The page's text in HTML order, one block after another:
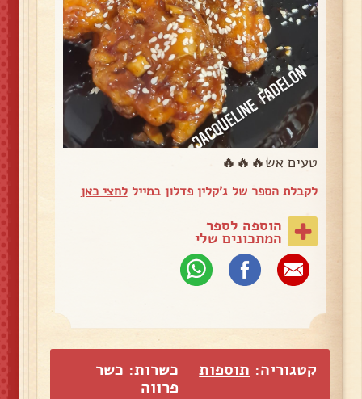
טעים אש🔥🔥🔥
לקבלת הספר של ג'קלין פדלון במייללחצי כאן
הוספה לספר
המתכונים שלי
קטגוריה: תוספות
כשרות: כשר
פרווה